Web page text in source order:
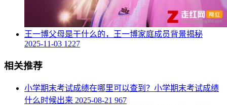
​王一博父母是干什么的，王一博家庭成员背景揭秘
2025-11-03 1227
相关推荐
​小学期末考试成绩在哪里可以查到？小学期末考试成绩
什么时候出来 2025-08-21 967